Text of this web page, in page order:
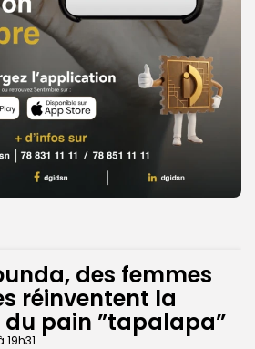
des femmes
réinventent la
pain ”tapalapa”